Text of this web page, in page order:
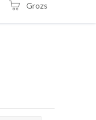
Grozs